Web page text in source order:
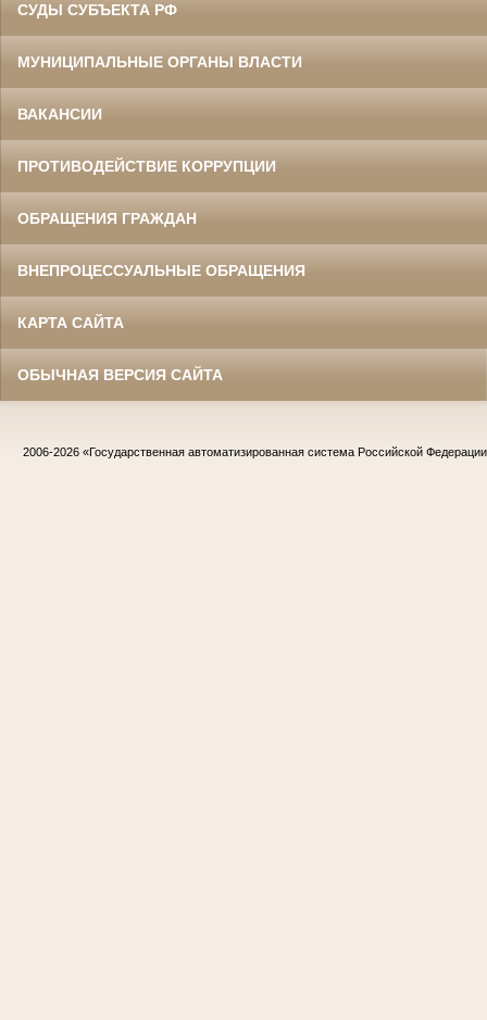
СУДЫ СУБЪЕКТА РФ
МУНИЦИПАЛЬНЫЕ ОРГАНЫ ВЛАСТИ
ВАКАНСИИ
ПРОТИВОДЕЙСТВИЕ КОРРУПЦИИ
ОБРАЩЕНИЯ ГРАЖДАН
ВНЕПРОЦЕССУАЛЬНЫЕ ОБРАЩЕНИЯ
КАРТА САЙТА
ОБЫЧНАЯ ВЕРСИЯ САЙТА
2006-2026 «Государственная автоматизированная система Российской